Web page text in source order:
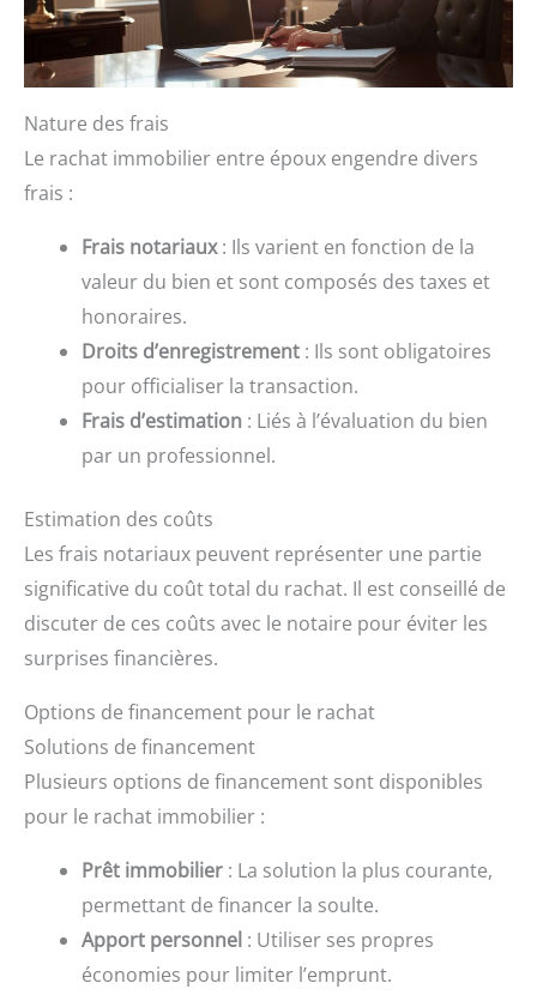
Nature des frais
Le rachat immobilier entre époux engendre divers
frais :
Frais notariaux: Ils varient en fonction de la
valeur du bien et sont composés des taxes et
honoraires.
Droits d’enregistrement : Ils sont obligatoires
pour officialiser la transaction.
Frais d’estimation : Liés à l’évaluation du bien
par un professionnel.
Estimation des coûts
Les frais notariaux peuvent représenter une partie
significative du coût total du rachat. Il est conseillé de
discuter de ces coûts avec le notaire pour éviter les
surprises financières.
Options de financement pour le rachat
Solutions de financement
Plusieurs options de financement sont disponibles
pour le rachat immobilier :
Prêt immobilier : La solution la plus courante,
permettant de financer la soulte.
Apport personnel : Utiliser ses propres
économies pour limiter l’emprunt.